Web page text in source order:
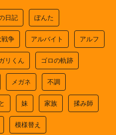
日記 ぽんた
戦争 アルバイト アルフ
リくん ゴロの軌跡
メガネ 不調
妹 家族 揉み師
模様替え